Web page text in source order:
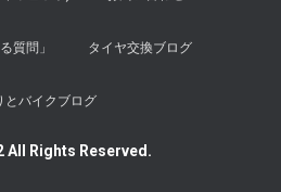
質問」 タイヤ交換ブログ
とバイクブログ
All Rights Reserved.